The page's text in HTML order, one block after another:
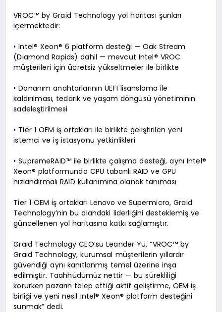
VROC™ by Graid Technology yol haritası şunları
içermektedir:
• Intel® Xeon® 6 platform desteği — Oak Stream
(Diamond Rapids) dahil — mevcut Intel® VROC
müşterileri için ücretsiz yükseltmeler ile birlikte
• Donanım anahtarlarının UEFI lisanslama ile
kaldırılması, tedarik ve yaşam döngüsü yönetiminin
sadeleştirilmesi
• Tier 1 OEM iş ortakları ile birlikte geliştirilen yeni
istemci ve iş istasyonu yetkinlikleri
• SupremeRAID™ ile birlikte çalışma desteği, aynı Intel®
Xeon® platformunda CPU tabanlı RAID ve GPU
hızlandırmalı RAID kullanımına olanak tanıması
Tier 1 OEM iş ortakları Lenovo ve Supermicro, Graid
Technology’nin bu alandaki liderliğini desteklemiş ve
güncellenen yol haritasına katkı sağlamıştır.
Graid Technology CEO’su Leander Yu, “VROC™ by
Graid Technology, kurumsal müşterilerin yıllardır
güvendiği aynı kanıtlanmış temel üzerine inşa
edilmiştir. Taahhüdümüz nettir — bu sürekliliği
korurken pazarın talep ettiği aktif geliştirme, OEM iş
birliği ve yeni nesil Intel® Xeon® platform desteğini
sunmak” dedi.